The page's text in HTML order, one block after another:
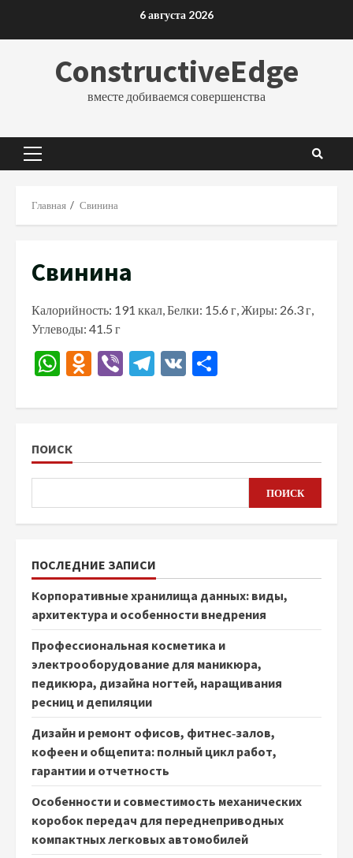
6 августа 2026
ConstructiveEdge
вместе добиваемся совершенства
Основное
Главная Свинина
Свинина
Калорийность: 191 ккал, Белки: 15.6 г, Жиры: 26.3 г,
Углеводы: 41.5 г
WhatsApp
Odnoklassniki
ViberTelegram
VK
ПОИСК
ПОИСК
ПОСЛЕДНИЕ ЗАПИСИ
Корпоративные хранилища данных: виды,
архитектура и особенности внедрения
Профессиональная косметика и
электрооборудование для маникюра,
педикюра, дизайна ногтей, наращивания
ресниц и депиляции
Дизайн и ремонт офисов, фитнес‑залов,
кофеен и общепита: полный цикл работ,
гарантии и отчетность
Особенности и совместимость механических
коробок передач для переднеприводных
компактных легковых автомобилей